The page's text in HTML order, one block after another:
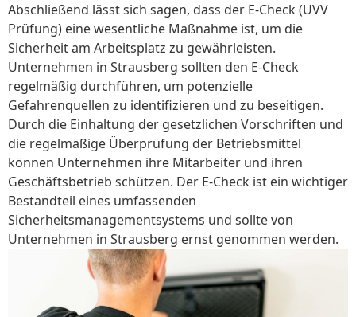
Abschließend lässt sich sagen, dass der E-Check (UVV
Prüfung) eine wesentliche Maßnahme ist, um die
Sicherheit am Arbeitsplatz zu gewährleisten.
Unternehmen in Strausberg sollten den E-Check
regelmäßig durchführen, um potenzielle
Gefahrenquellen zu identifizieren und zu beseitigen.
Durch die Einhaltung der gesetzlichen Vorschriften und
die regelmäßige Überprüfung der Betriebsmittel
können Unternehmen ihre Mitarbeiter und ihren
Geschäftsbetrieb schützen. Der E-Check ist ein wichtiger
Bestandteil eines umfassenden
Sicherheitsmanagementsystems und sollte von
Unternehmen in Strausberg ernst genommen werden.